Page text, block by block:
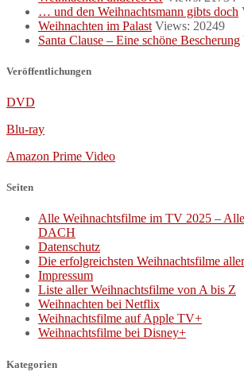
… und den Weihnachtsmann gibts doch
Weihnachten im Palast Views: 20249
Santa Clause – Eine schöne Bescherung
Veröffentlichungen
DVD
Blu-ray
Amazon Prime Video
Seiten
Alle Weihnachtsfilme im TV 2025 –
DACH
Datenschutz
Die erfolgreichsten Weihnachtsfilme
Impressum
Liste aller Weihnachtsfilme von A bis Z
Weihnachten bei Netflix
Weihnachtsfilme auf Apple TV+
Weihnachtsfilme bei Disney+
Kategorien